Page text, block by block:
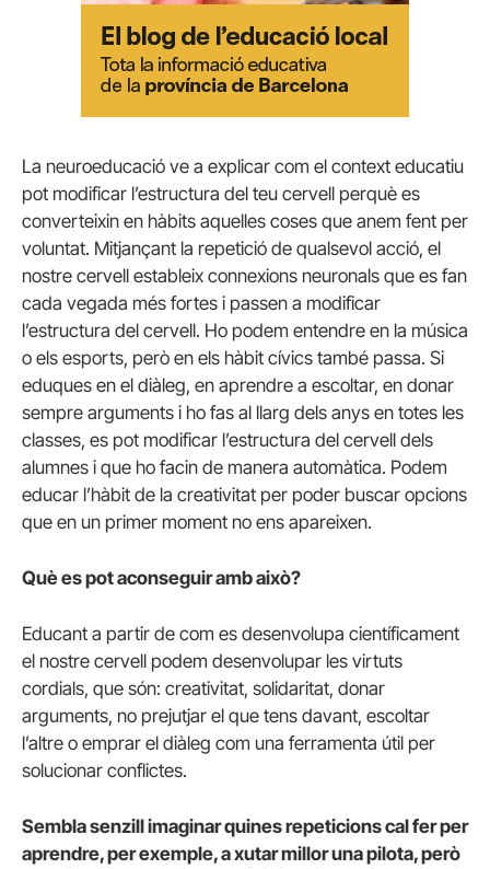
La neuroeducació ve a explicar com el context educatiu
pot modificar l’estructura del teu cervell perquè es
converteixin en hàbits aquelles coses que anem fent per
voluntat. Mitjançant la repetició de qualsevol acció, el
nostre cervell estableix connexions neuronals que es fan
cada vegada més fortes i passen a modificar
l’estructura del cervell. Ho podem entendre en la música
o els esports, però en els hàbit cívics també passa. Si
eduques en el diàleg, en aprendre a escoltar, en donar
sempre arguments i ho fas al llarg dels anys en totes les
classes, es pot modificar l’estructura del cervell dels
alumnes i que ho facin de manera automàtica. Podem
educar l’hàbit de la creativitat per poder buscar opcions
que en un primer moment no ens apareixen.
Què es pot aconseguir amb això?
Educant a partir de com es desenvolupa científicament
el nostre cervell podem desenvolupar les virtuts
cordials, que són: creativitat, solidaritat, donar
arguments, no prejutjar el que tens davant, escoltar
l’altre o emprar el diàleg com una ferramenta útil per
solucionar conflictes.
Sembla senzill imaginar quines repeticions cal fer per
aprendre, per exemple, a xutar millor una pilota, però